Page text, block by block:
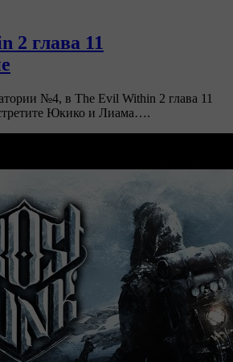
2 глава 11
№4, в The Evil Within 2 глава 11
Юкико и Лиама….